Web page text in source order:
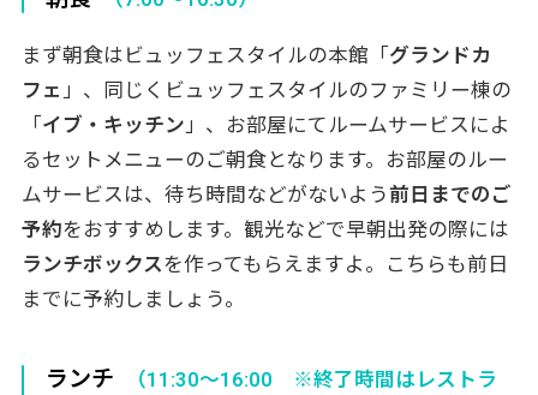
まず朝食はビュッフェスタイルの本館「グランドカ
フェ 」、同じくビュッフェスタイルのファミリー棟の
「イブ・キッチン 」、お部屋にてルームサービスによ
るセットメニューのご朝食となります。お部屋のルー
ムサービスは、待ち時間などがないよう前日までのご
予約をおすすめします。観光などで早朝出発の際には
ランチボックスを作ってもらえますよ。こちらも前日
までに予約しましょう。
ランチ
（11:30～16:00 ※終了時間はレストラ